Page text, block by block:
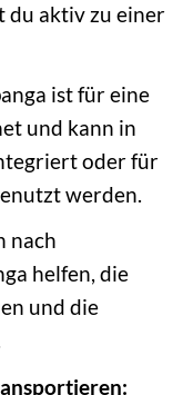
du aktiv zu einer
ist für eine
und kann in
oder für
werden.
nach
helfen, die
und die